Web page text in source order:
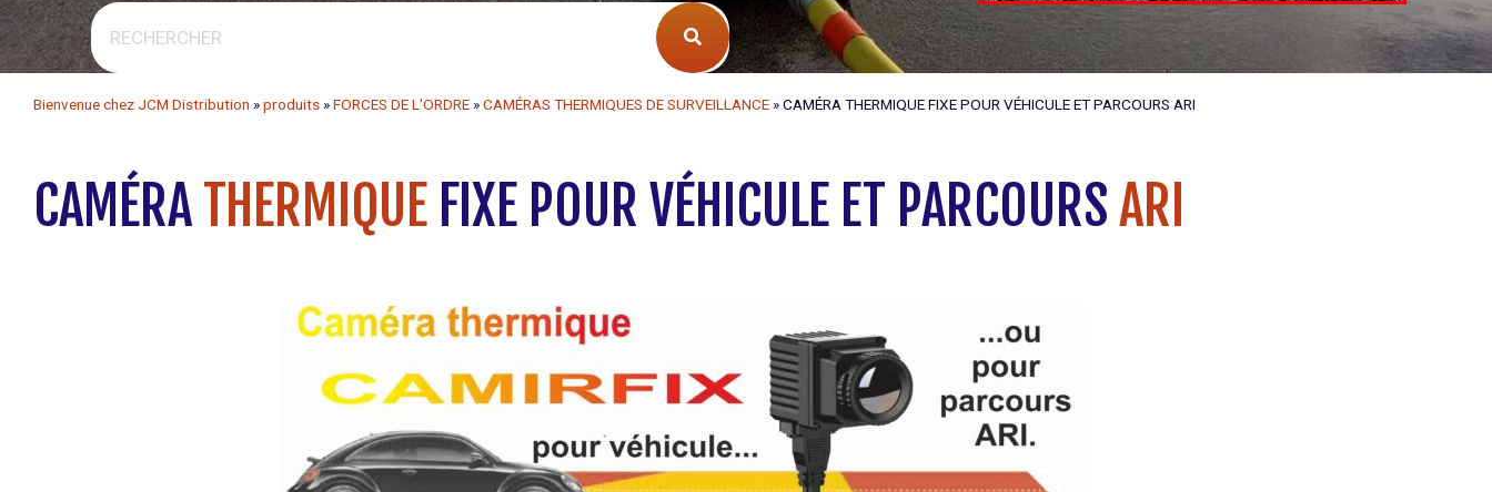
Bienvenue chez JCM Distribution »produits »FORCES DE L'ORDRE »CAMÉRAS THERMIQUES DE SURVEILLANCE »CAMÉRA THERMIQUE FIXE POUR VÉHICULE ET PARCOURS ARI
CAMÉRATHERMIQUE FIXE POUR VÉHICULE ET PARCOURSARI